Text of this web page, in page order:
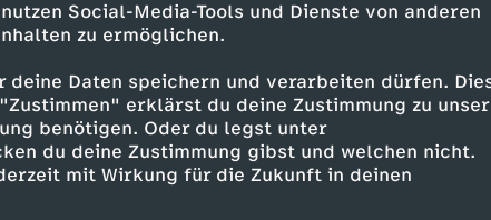
Social-Media-Tools und Dienste von anderen
zu ermöglichen.
Daten speichern und verarbeiten dürfen.
erklärst du deine Zustimmung zu
benötigen. Oder du legst unter
du deine Zustimmung gibst und welchen nicht.
mit Wirkung für die Zukunft in deinen
ist, landet beispielsweise bei
Waren bewertet und mit Restposten
unter anderem an einen
lassen: Daran arbeiten inzwischen auch
Denn sie haben viel Aufwand mit der
in die Retouren-Flut und stellt die